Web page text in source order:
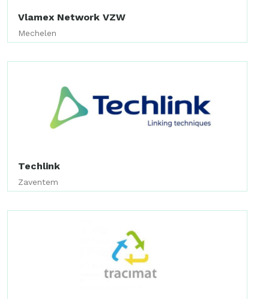
Vlamex Network VZW
Mechelen
Techlink
Zaventem